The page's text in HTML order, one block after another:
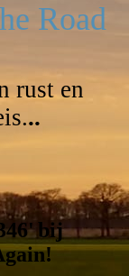
Road
rust en
..
bij